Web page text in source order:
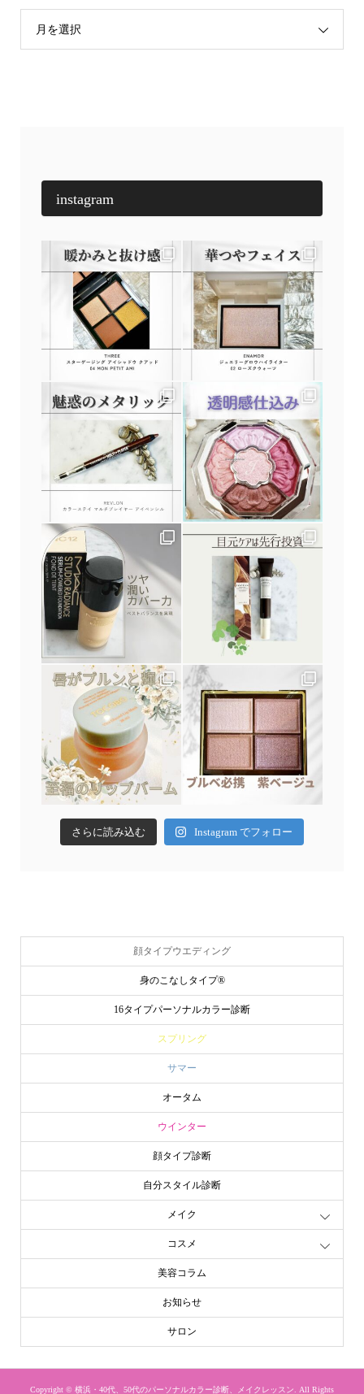
月を選択
instagram
さらに読み込む Instagram でフォロー
顔タイプウエディング
身のこなしタイプ®
16タイプパーソナルカラー診断
スプリング
サマー
オータム
ウインター
顔タイプ診断
自分スタイル診断
メイク
コスメ
美容コラム
お知らせ
サロン
Copyright © 横浜・40代、50代のパーソナルカラー診断、メイクレッスン. All Rights